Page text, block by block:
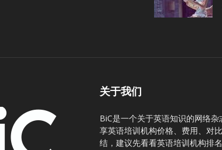
关于我们
BiC是一个关于英语知识的网络
享英语培训机构价格、费用、对
结，建议先看看英语培训机构排